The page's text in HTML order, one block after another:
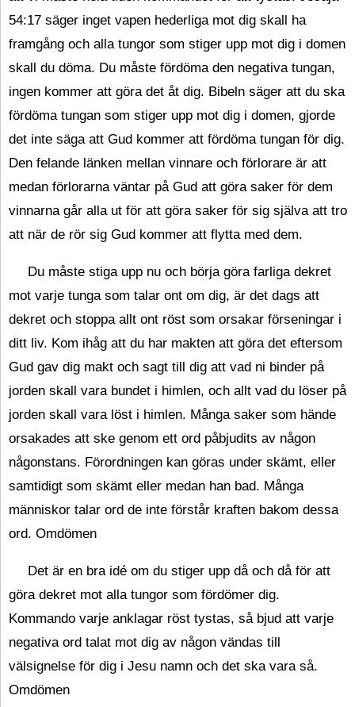
54:17 säger inget vapen hederliga mot dig skall ha
framgång och alla tungor som stiger upp mot dig i domen
skall du döma. Du måste fördöma den negativa tungan,
ingen kommer att göra det åt dig. Bibeln säger att du ska
fördöma tungan som stiger upp mot dig i domen, gjorde
det inte säga att Gud kommer att fördöma tungan för dig.
Den felande länken mellan vinnare och förlorare är att
medan förlorarna väntar på Gud att göra saker för dem
vinnarna går alla ut för att göra saker för sig själva att tro
att när de rör sig Gud kommer att flytta med dem.
Du måste stiga upp nu och börja göra farliga dekret
mot varje tunga som talar ont om dig, är det dags att
dekret och stoppa allt ont röst som orsakar förseningar i
ditt liv. Kom ihåg att du har makten att göra det eftersom
Gud gav dig makt och sagt till dig att vad ni binder på
jorden skall vara bundet i himlen, och allt vad du löser på
jorden skall vara löst i himlen. Många saker som hände
orsakades att ske genom ett ord påbjudits av någon
någonstans. Förordningen kan göras under skämt, eller
samtidigt som skämt eller medan han bad. Många
människor talar ord de inte förstår kraften bakom dessa
ord. Omdömen
Det är en bra idé om du stiger upp då och då för att
göra dekret mot alla tungor som fördömer dig.
Kommando varje anklagar röst tystas, så bjud att varje
negativa ord talat mot dig av någon vändas till
välsignelse för dig i Jesu namn och det ska vara så.
Omdömen